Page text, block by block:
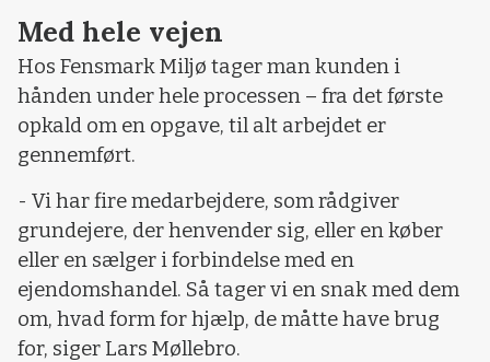
Med hele vejen
Hos Fensmark Miljø tager man kunden i
hånden under hele processen – fra det første
opkald om en opgave, til alt arbejdet er
gennemført.
- Vi har fire medarbejdere, som rådgiver
grundejere, der henvender sig, eller en køber
eller en sælger i forbindelse med en
ejendomshandel. Så tager vi en snak med dem
om, hvad form for hjælp, de måtte have brug
for, siger Lars Møllebro.